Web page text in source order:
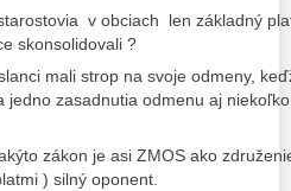
v obciach len základný
skonsolidovali ?
mali strop na svoje odmeny,
zasadnutia odmenu aj
zákon je asi ZMOS ako
) silný oponent.